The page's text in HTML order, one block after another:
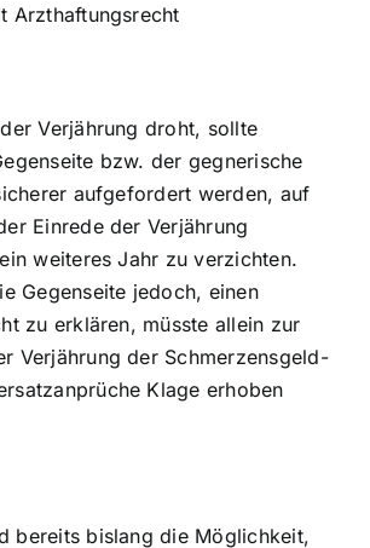
Arzthaftungsrecht
Verjährung droht, sollte
bzw. der gegnerische
aufgefordert werden, auf
Einrede der Verjährung
weiteres Jahr zu verzichten.
Gegenseite jedoch, einen
zu erklären, müsste allein zur
Verjährung der Schmerzensgeld-
Klage erhoben
bereits bislang die Möglichkeit,